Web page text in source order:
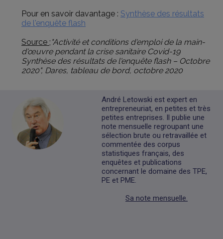
Pour en savoir davantage : Synthèse des résultats
de l'enquête flash
Source ; "Activité et conditions d'emploi de la main-
d'œuvre pendant la crise sanitaire Covid-19
Synthèse des résultats de l'enquête flash – Octobre
2020", Dares, tableau de bord, octobre 2020
André Letowski est expert en
entrepreneuriat, en petites et très
petites entreprises. Il publie une
note mensuelle regroupant une
sélection brute ou retravaillée et
commentée des corpus
statistiques français, des
enquêtes et publications
concernant le domaine des TPE,
PE et PME.
Sa note mensuelle.